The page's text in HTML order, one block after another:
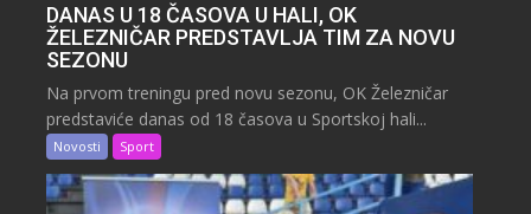
DANAS U 18 ČASOVA U HALI, OK
ŽELEZNIČAR PREDSTAVLJA TIM ZA NOVU
SEZONU
Na prvom treningu pred novu sezonu, OK Železničar
predstaviće danas od 18 časova u Sportskoj hali...
Novosti Sport